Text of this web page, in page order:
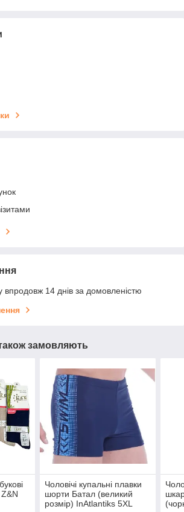
впродовж 14 днів за домовленістю
замовляють
Чоловічі купальні плавки
шорти Батал (великий
розмір) InAtlantiks 5XL